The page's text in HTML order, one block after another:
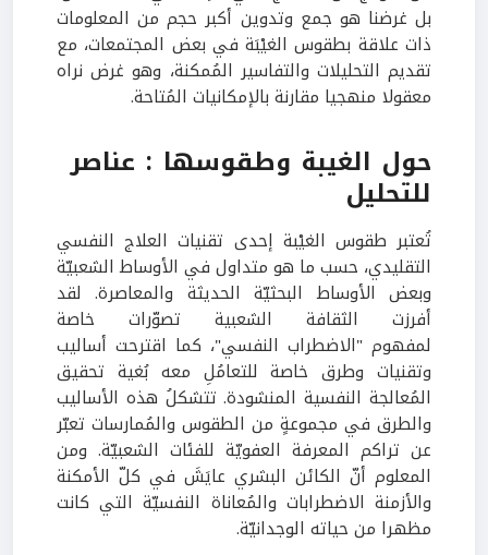
بل غرضنا هو جمع وتدوين أكبر حجم من المعلومات
ذات علاقة بطقوس الغيْبَة في بعض المجتمعات، مع
تقديم التحليلات والتفاسير المُمكنة، وهو غرض نراه
معقولا منهجيا مقارنة بالإمكانيات المُتاحة.
حول الغيبة وطقوسها : عناصر
للتحليل
تُعتبر طقوس الغيْبة إحدى تقنيات العلاج النفسي
التقليدي، حسب ما هو متداول في الأوساط الشعبيّة
وبعض الأوساط البحثيّة الحديثة والمعاصرة. لقد
أفرزت الثقافة الشعبية تصوّرات خاصة
لمفهوم "الاضطراب النفسي"، كما اقترحت أساليب
وتقنيات وطرق خاصة للتعامُلِ معه بُغية تحقيق
المُعالجة النفسية المنشودة. تتشكلُ هذه الأساليب
والطرق في مجموعةٍ من الطقوس والمُمارسات تعبّر
عن تراكم المعرفة العفويّة للفئات الشعبيّة. ومن
المعلوم أنّ الكائن البشري عايَشَ في كلّ الأمكنة
والأزمنة الاضطرابات والمُعاناة النفسيّة التي كانت
مظهرا من حياته الوجدانيّة.